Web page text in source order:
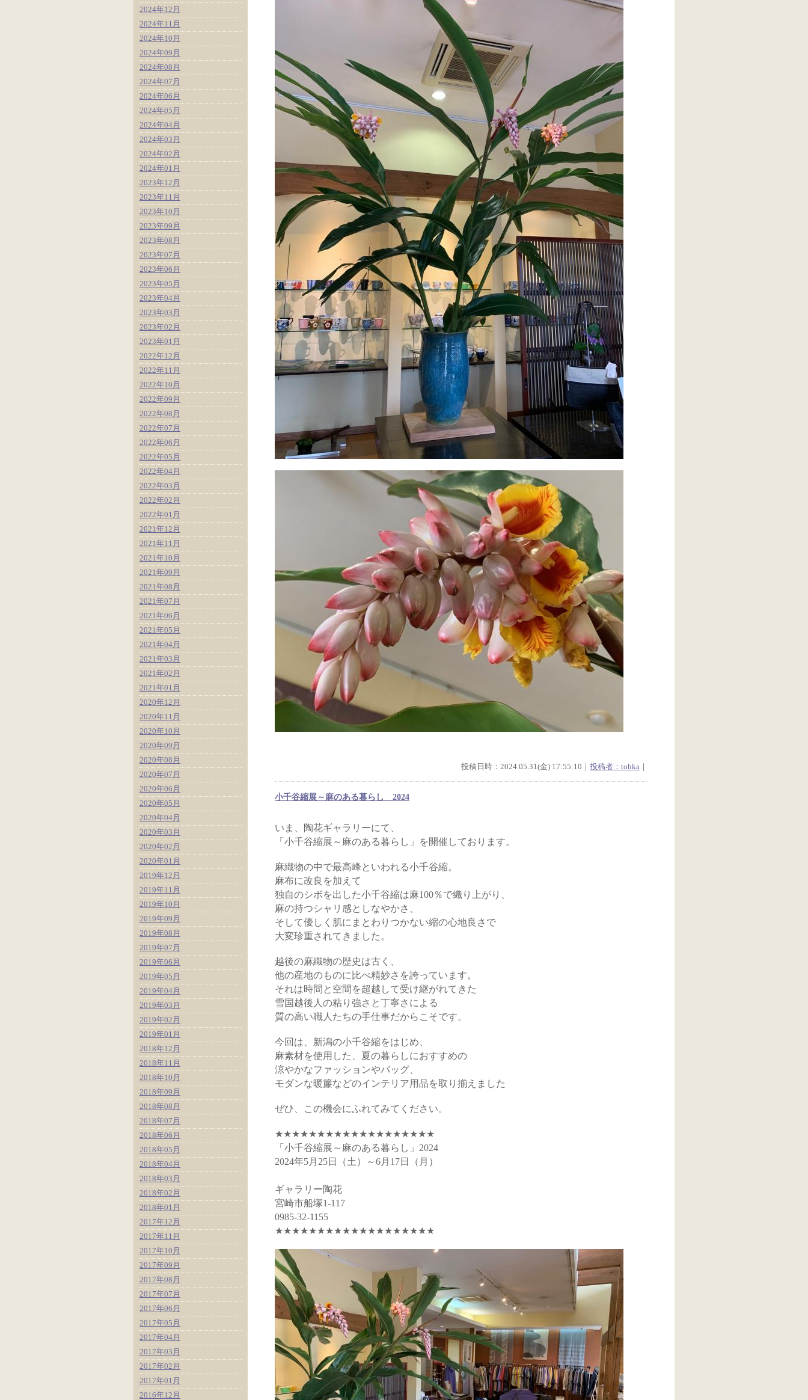
投稿日時：2024.05.31(金) 17:55:10｜ 投稿者：tohka ｜
小千谷縮展～麻のある暮らし 2024
いま、陶花ギャラリーにて、
「小千谷縮展～麻のある暮らし」を開催しております。
麻織物の中で最高峰といわれる小千谷縮。
麻布に改良を加えて
独自のシボを出した小千谷縮は麻100％で織り上がり、
麻の持つシャリ感としなやかさ、
そして優しく肌にまとわりつかない縮の心地良さで
大変珍重されてきました。
越後の麻織物の歴史は古く、
他の産地のものに比べ精妙さを誇っています。
それは時間と空間を超越して受け継がれてきた
雪国越後人の粘り強さと丁寧さによる
質の高い職人たちの手仕事だからこそです。
今回は、新潟の小千谷縮をはじめ、
麻素材を使用した、夏の暮らしにおすすめの
涼やかなファッションやバッグ、
モダンな暖簾などのインテリア用品を取り揃えました
ぜひ、この機会にふれてみてください。
★★★★★★★★★★★★★★★★★★★
「小千谷縮展～麻のある暮らし」2024
2024年5月25日（土）～6月17日（月）
ギャラリー陶花
宮崎市船塚1-117
0985-32-1155
★★★★★★★★★★★★★★★★★★★
2024年12月
2024年11月
2024年10月
2024年09月
2024年08月
2024年07月
2024年06月
2024年05月
2024年04月
2024年03月
2024年02月
2024年01月
2023年12月
2023年11月
2023年10月
2023年09月
2023年08月
2023年07月
2023年06月
2023年05月
2023年04月
2023年03月
2023年02月
2023年01月
2022年12月
2022年11月
2022年10月
2022年09月
2022年08月
2022年07月
2022年06月
2022年05月
2022年04月
2022年03月
2022年02月
2022年01月
2021年12月
2021年11月
2021年10月
2021年09月
2021年08月
2021年07月
2021年06月
2021年05月
2021年04月
2021年03月
2021年02月
2021年01月
2020年12月
2020年11月
2020年10月
2020年09月
2020年08月
2020年07月
2020年06月
2020年05月
2020年04月
2020年03月
2020年02月
2020年01月
2019年12月
2019年11月
2019年10月
2019年09月
2019年08月
2019年07月
2019年06月
2019年05月
2019年04月
2019年03月
2019年02月
2019年01月
2018年12月
2018年11月
2018年10月
2018年09月
2018年08月
2018年07月
2018年06月
2018年05月
2018年04月
2018年03月
2018年02月
2018年01月
2017年12月
2017年11月
2017年10月
2017年09月
2017年08月
2017年07月
2017年06月
2017年05月
2017年04月
2017年03月
2017年02月
2017年01月
2016年12月